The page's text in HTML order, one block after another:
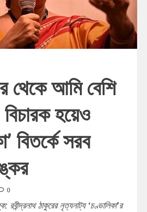
থেকে আমি বেশি
হয়েও
বিতর্কে সরব
0
রবীন্দ্রনাথ ঠাকুরের নৃত্যনাট্য ‘চণ্ডালিকা’র